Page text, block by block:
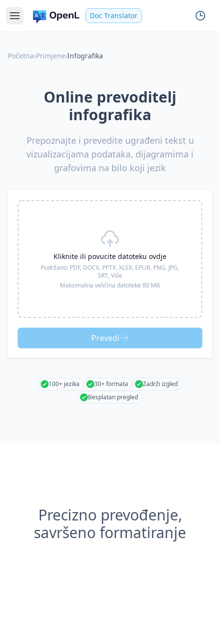
Doc Translator
Početna›Primjene›Infografika
Online prevoditelj
infografika
Prepoznajte i prevedite ugrađeni tekst u
vizualizacijama podataka, dijagramima i
grafovima na bilo koji jezik
Kliknite ili povucite datoteku ovdje
Podržano: PDF, DOCX, PPTX, XLSX, EPUB, PNG, JPG,
SRT, Više
Maksimalna veličina datoteke 80 MB
Prevedi
100+ jezika 30+ formata
Zadrži izgled
Besplatan pregled
Precizno prevođenje,
savršeno formatiranje